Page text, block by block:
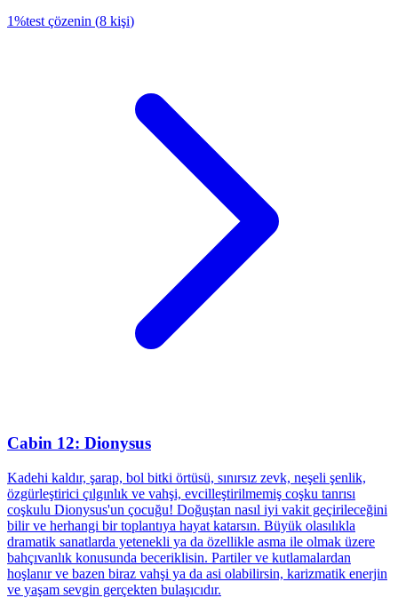
1%test çözenin (8 kişi)
Cabin 12: Dionysus
Kadehi kaldır, şarap, bol bitki örtüsü, sınırsız zevk, neşeli şenlik,
özgürleştirici çılgınlık ve vahşi, evcilleştirilmemiş coşku tanrısı
coşkulu Dionysus'un çocuğu! Doğuştan nasıl iyi vakit geçirileceğini
bilir ve herhangi bir toplantıya hayat katarsın. Büyük olasılıkla
dramatik sanatlarda yetenekli ya da özellikle asma ile olmak üzere
bahçıvanlık konusunda beceriklisin. Partiler ve kutlamalardan
hoşlanır ve bazen biraz vahşi ya da asi olabilirsin, karizmatik enerjin
ve yaşam sevgin gerçekten bulaşıcıdır.